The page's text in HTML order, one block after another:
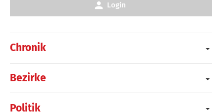
Chronik
Bezirke
Politik
Login